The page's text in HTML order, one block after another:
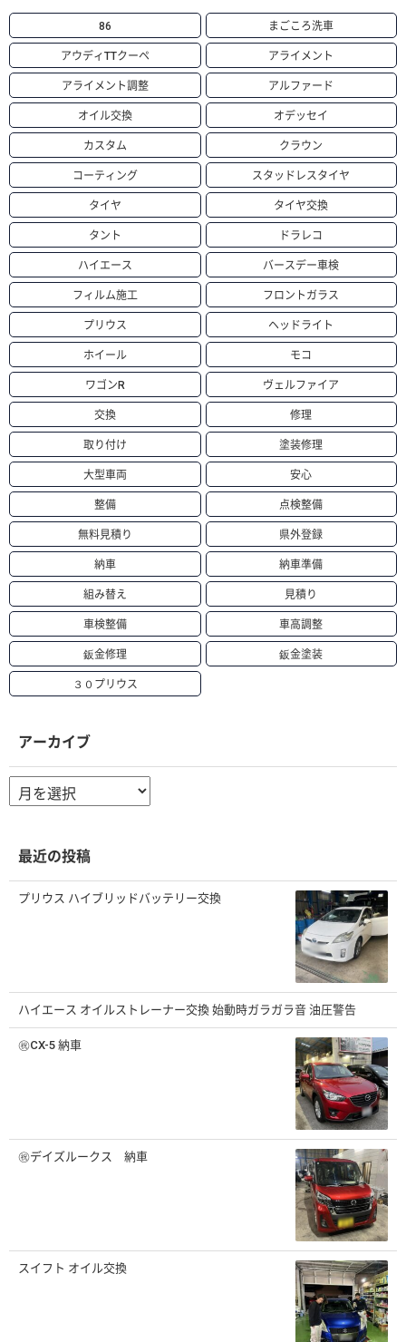
86 まごころ洗車
アウディTTクーペ アライメント
アライメント調整 アルファード
オイル交換 オデッセイ
カスタム クラウン
コーティング スタッドレスタイヤ
タイヤ タイヤ交換
タント ドラレコ
ハイエース バースデー車検
フィルム施工 フロントガラス
プリウス ヘッドライト
ホイール モコ
ワゴンR ヴェルファイア
交換 修理
取り付け 塗装修理
大型車両 安心
整備 点検整備
無料見積り 県外登録
納車 納車準備
組み替え 見積り
車検整備 車高調整
鈑金修理 鈑金塗装
３０プリウス
アーカイブ
ー
ブ
最近の投稿
プリウス ハイブリッドバッテリー交換
ハイエース オイルストレーナー交換 始動時ガラガラ音 油圧警告
㊗️CX-5 納車
㊗️デイズルークス 納車
スイフト オイル交換